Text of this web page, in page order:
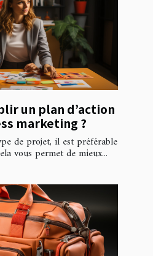
un plan d’action
marketing ?
de projet, il est préférable
vous permet de mieux...